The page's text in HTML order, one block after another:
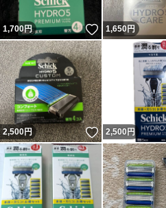
1,700円 いいね！
1,650円
2,500円 いいね！
2,500 円